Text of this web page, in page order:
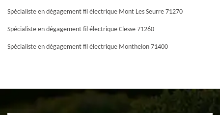
Spécialiste en dégagement fil électrique Mont Les Seurre 71270
Spécialiste en dégagement fil électrique Clesse 71260
Spécialiste en dégagement fil électrique Monthelon 71400